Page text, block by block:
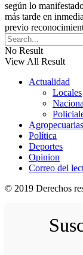
según lo
más tarde en
previo
No Result
View All Result
Actualidad
Locales
Agropecuarias
Política
Deportes
Opinion
Correo del
© 2019 Derechos